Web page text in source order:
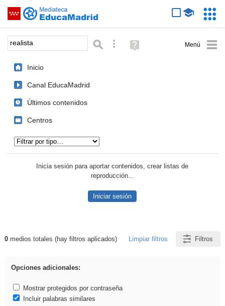
Saltar navegación
Palabra o frase: Búsqueda avanzada
Ayuda
(en
Inicio
Canal EducaMadrid
Últimos contenidos
Centros
Inicia sesión para aportar contenidos, crear listas de
reproducción...
Iniciar sesión
Resultados de: realista
0medios totales (hay filtros aplicados) Limpiar filtros Filtros
Opciones adicionales:
Mostrar protegidos por contraseña
Incluir palabras similares